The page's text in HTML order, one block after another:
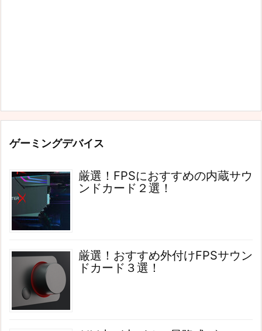
ゲーミングデバイス
厳選！FPSにおすすめの内蔵サウ
ンドカード２選！
厳選！おすすめ外付けFPSサウン
ドカード３選！